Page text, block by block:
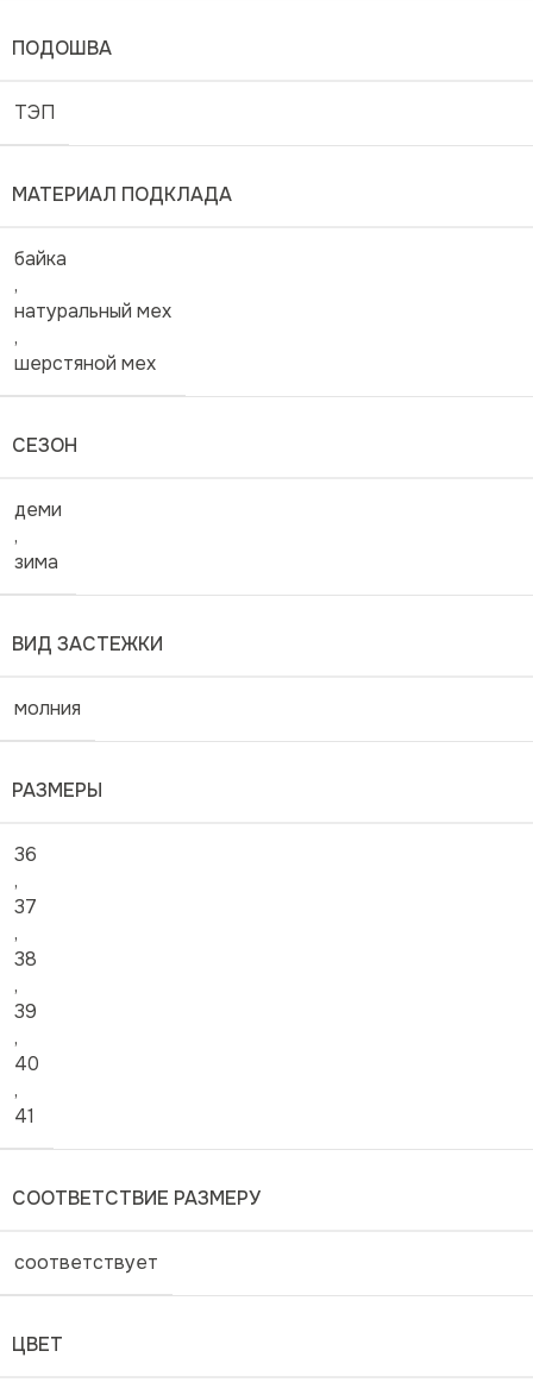
ПОДОШВА
ТЭП
МАТЕРИАЛ ПОДКЛАДА
байка
,
натуральный мех
,
шерстяной мех
СЕЗОН
деми
,
зима
ВИД ЗАСТЕЖКИ
молния
РАЗМЕРЫ
36
,
37
,
38
,
39
,
40
,
41
СООТВЕТСТВИЕ РАЗМЕРУ
соответствует
ЦВЕТ